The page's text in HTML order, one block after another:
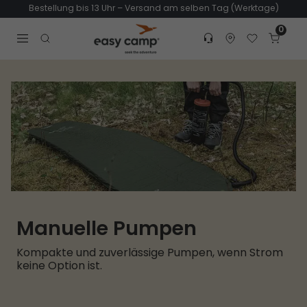
Bestellung bis 13 Uhr – Versand am selben Tag (Werktage)
Open search modal
Customer service
Find dealer
Favorites
Cart
0
Manuelle Pumpen
Kompakte und zuverlässige Pumpen, wenn Strom
keine Option ist.